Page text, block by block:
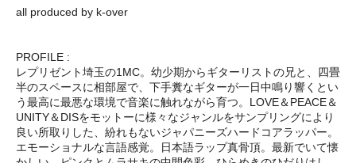
all produced by k-over
PROFILE :
レプリゼント埼玉の1MC。幼少期からギターリストの兄と、四畳
半のスペースに相部屋で、下手糞なギターが一日中鳴り響くとい
う最高に最悪な環境で音楽に触れながら育つ。LOVE＆PEACE＆
UNITY＆DISをモットーに様々なジャンルをサンプリングにより
良い所取りした、紛れもないジャパニーズハードコアラッパー。
エモーショナルな言語感覚。日本語ラップ真骨頂。最新でいて懐